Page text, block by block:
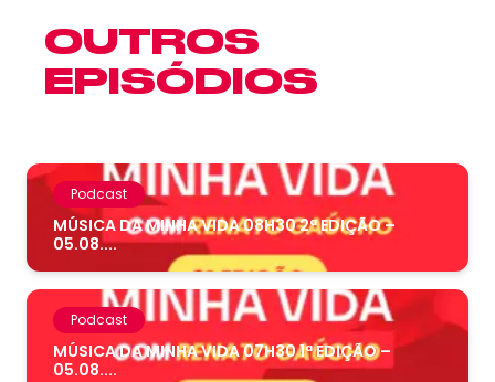
OUTROS
EPISÓDIOS
Podcast
MÚSICA DA MINHA VIDA 08H30 2ª EDIÇÃO –
05.08....
Podcast
MÚSICA DA MINHA VIDA 07H30 1ª EDIÇÃO –
05.08....